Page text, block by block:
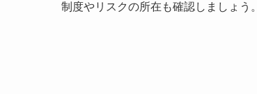
制度やリスクの所在も確認しましょう。